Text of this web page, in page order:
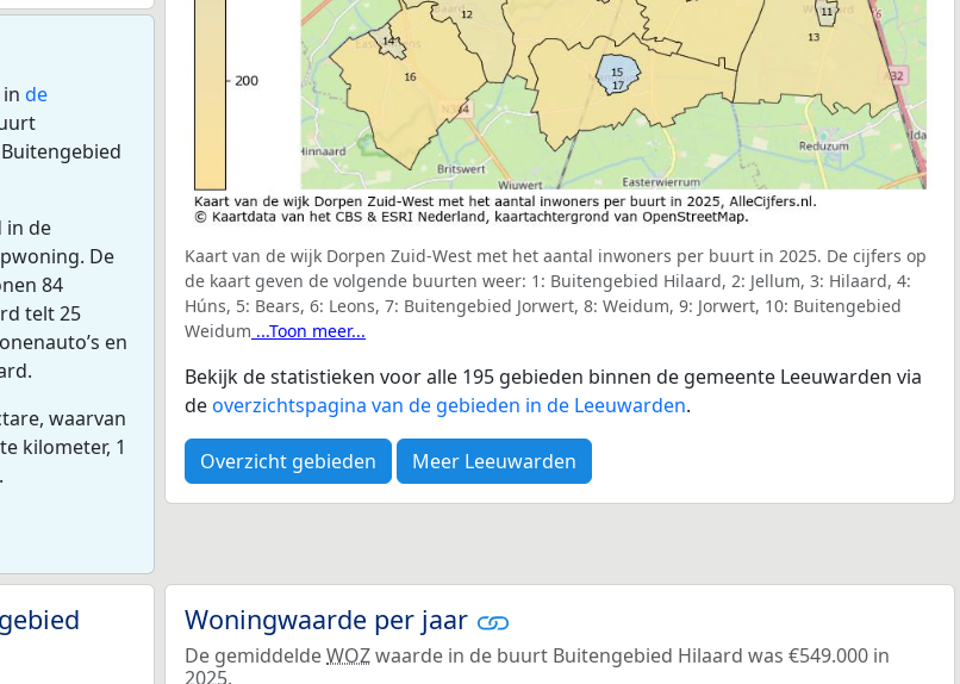
in de
in de
De
84
telt 25
en
waarvan
kilometer, 1
.
Kaart van de wijk Dorpen Zuid-West met het aantal inwoners per buurt in 2025. De cijfers op
de kaart geven de volgende buurten weer: 1: Buitengebied Hilaard, 2: Jellum, 3: Hilaard, 4:
Húns, 5: Bears, 6: Leons, 7: Buitengebied Jorwert, 8: Weidum, 9: Jorwert, 10: Buitengebied
Weidum ...Toon meer...
Bekijk de statistieken voor alle 195 gebieden binnen de gemeente Leeuwarden via
deoverzichtspagina van de gebieden in de Leeuwarden.
Overzicht gebieden Meer Leeuwarden
Woningwaarde per jaar
De gemiddeldeWOZwaarde in de buurt Buitengebied Hilaard was €549.000 in
2025.